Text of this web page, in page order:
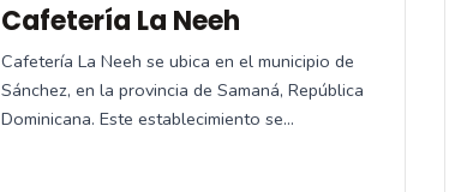
Cafetería La Neeh
Cafetería La Neeh se ubica en el municipio de
Sánchez, en la provincia de Samaná, República
Dominicana. Este establecimiento se…